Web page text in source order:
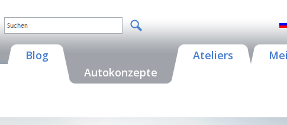
Blog
Autokonzepte
Ateliers